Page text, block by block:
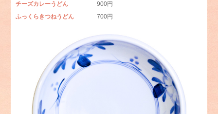
チーズカレーうどん
900円
ふっくらきつねうどん
700円